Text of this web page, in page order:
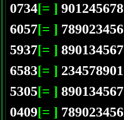
0734[= ] 901245678
6057[= ] 789023456
5937[= ] 890134567
6583[= ] 234578901
5305[= ] 890134567
0409[= ] 789023456